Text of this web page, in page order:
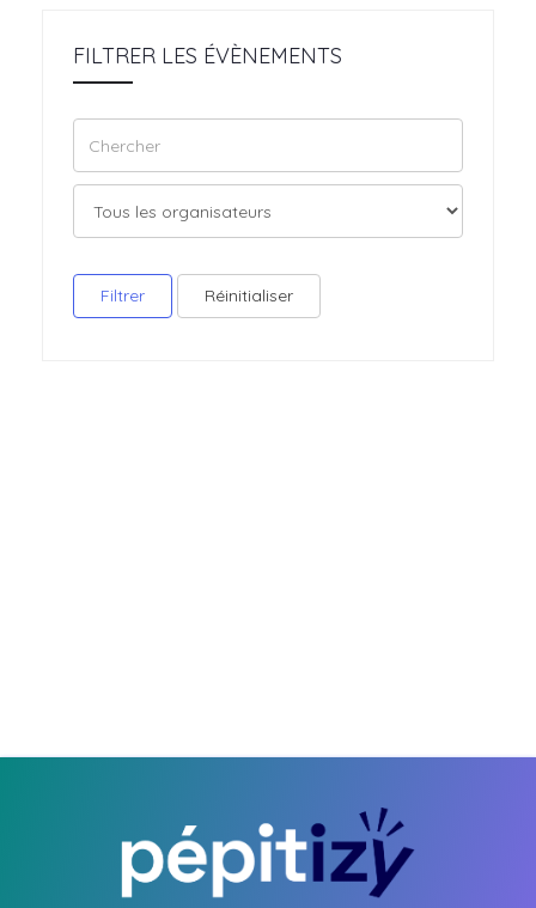
FILTRER LES ÉVÈNEMENTS
Filtrer Réinitialiser